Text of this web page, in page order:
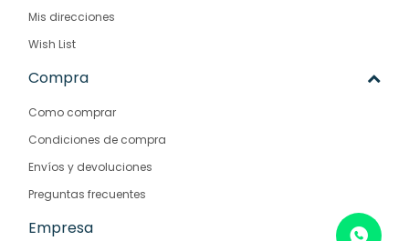
Mis direcciones
Wish List
Compra
Como comprar
Condiciones de compra
Envíos y devoluciones
Preguntas frecuentes
Empresa